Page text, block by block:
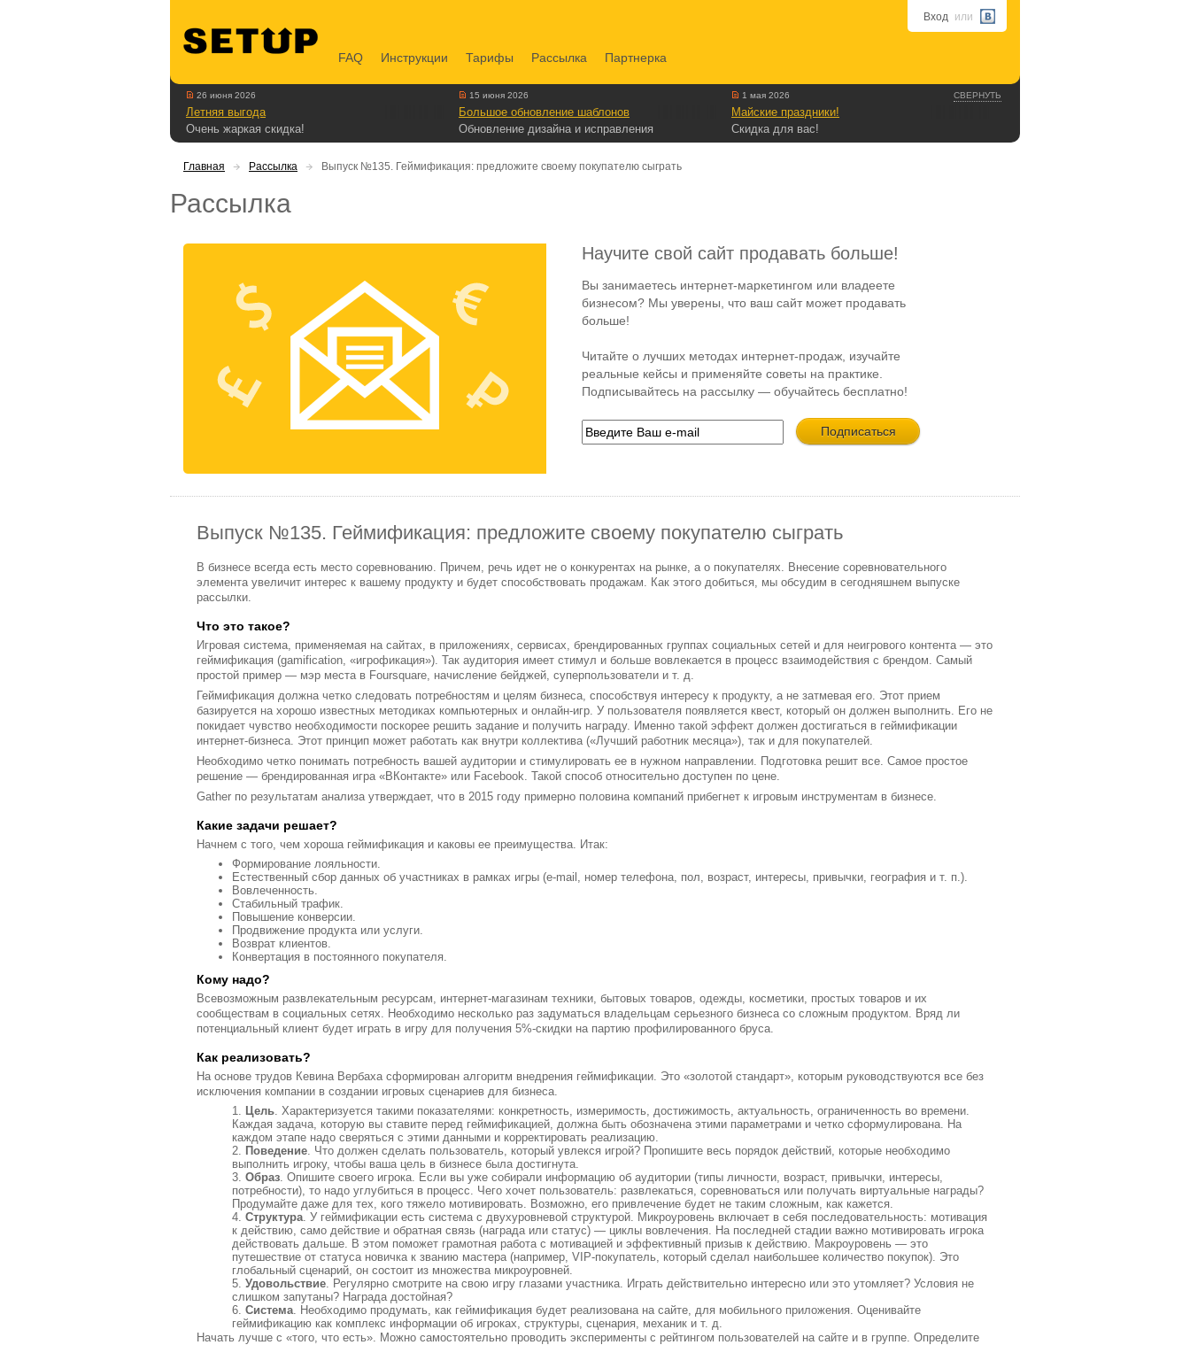
Вход или
FAQ Инструкции Тарифы Рассылка Партнерка
СВЕРНУТЬ
26 июня 2026
Летняя выгода
Очень жаркая скидка!
15 июня 2026
Большое обновление шаблонов
Обновление дизайна и исправления
1 мая 2026
Майские праздники!
Скидка для вас!
Главная Рассылка Выпуск №135. Геймификация: предложите своему покупателю сыграть
Рассылка
Научите свой сайт продавать больше!
Вы занимаетесь интернет-маркетингом или владеете
бизнесом? Мы уверены, что ваш сайт может продавать
больше!
Читайте о лучших методах интернет-продаж, изучайте
реальные кейсы и применяйте советы на практике.
Подписывайтесь на рассылку — обучайтесь бесплатно!
Выпуск №135. Геймификация: предложите своему покупателю сыграть
В бизнесе всегда есть место соревнованию. Причем, речь идет не о конкурентах на рынке, а о покупателях. Внесение соревновательного
элемента увеличит интерес к вашему продукту и будет способствовать продажам. Как этого добиться, мы обсудим в сегодняшнем выпуске
рассылки.
Что это такое?
Игровая система, применяемая на сайтах, в приложениях, сервисах, брендированных группах социальных сетей и для неигрового контента — это
геймификация (gamification, «игрофикация»). Так аудитория имеет стимул и больше вовлекается в процесс взаимодействия с брендом. Самый
простой пример — мэр места в Foursquare, начисление бейджей, суперпользователи и т. д.
Геймификация должна четко следовать потребностям и целям бизнеса, способствуя интересу к продукту, а не затмевая его. Этот прием
базируется на хорошо известных методиках компьютерных и онлайн-игр. У пользователя появляется квест, который он должен выполнить. Его не
покидает чувство необходимости поскорее решить задание и получить награду. Именно такой эффект должен достигаться в геймификации
интернет-бизнеса. Этот принцип может работать как внутри коллектива («Лучший работник месяца»), так и для покупателей.
Необходимо четко понимать потребность вашей аудитории и стимулировать ее в нужном направлении. Подготовка решит все. Самое простое
решение — брендированная игра «ВКонтакте» или Facebook. Такой способ относительно доступен по цене.
Gather по результатам анализа утверждает, что в 2015 году примерно половина компаний прибегнет к игровым инструментам в бизнесе.
Какие задачи решает?
Начнем с того, чем хороша геймификация и каковы ее преимущества. Итак:
Формирование лояльности.
Естественный сбор данных об участниках в рамках игры (e-mail, номер телефона, пол, возраст, интересы, привычки, география и т. п.).
Вовлеченность.
Стабильный трафик.
Повышение конверсии.
Продвижение продукта или услуги.
Возврат клиентов.
Конвертация в постоянного покупателя.
Кому надо?
Всевозможным развлекательным ресурсам, интернет-магазинам техники, бытовых товаров, одежды, косметики, простых товаров и их
сообществам в социальных сетях. Необходимо несколько раз задуматься владельцам серьезного бизнеса со сложным продуктом. Вряд ли
потенциальный клиент будет играть в игру для получения 5%-скидки на партию профилированного бруса.
Как реализовать?
На основе трудов Кевина Вербаха сформирован алгоритм внедрения геймификации. Это «золотой стандарт», которым руководствуются все без
исключения компании в создании игровых сценариев для бизнеса.
Цель. Характеризуется такими показателями: конкретность, измеримость, достижимость, актуальность, ограниченность во времени.
Каждая задача, которую вы ставите перед геймификацией, должна быть обозначена этими параметрами и четко сформулирована. На
каждом этапе надо сверяться с этими данными и корректировать реализацию.
Поведение. Что должен сделать пользователь, который увлекся игрой? Пропишите весь порядок действий, которые необходимо
выполнить игроку, чтобы ваша цель в бизнесе была достигнута.
Образ. Опишите своего игрока. Если вы уже собирали информацию об аудитории (типы личности, возраст, привычки, интересы,
потребности), то надо углубиться в процесс. Чего хочет пользователь: развлекаться, соревноваться или получать виртуальные награды?
Продумайте даже для тех, кого тяжело мотивировать. Возможно, его привлечение будет не таким сложным, как кажется.
Структура. У геймификации есть система с двухуровневой структурой. Микроуровень включает в себя последовательность: мотивация
к действию, само действие и обратная связь (награда или статус) — циклы вовлечения. На последней стадии важно мотивировать игрока
действовать дальше. В этом поможет грамотная работа с мотивацией и эффективный призыв к действию. Макроуровень — это
путешествие от статуса новичка к званию мастера (например, VIP-покупатель, который сделал наибольшее количество покупок). Это
глобальный сценарий, он состоит из множества микроуровней.
Удовольствие. Регулярно смотрите на свою игру глазами участника. Играть действительно интересно или это утомляет? Условия не
слишком запутаны? Награда достойная?
Система. Необходимо продумать, как геймификация будет реализована на сайте, для мобильного приложения. Оценивайте
геймификацию как комплекс информации об игроках, структуры, сценария, механик и т. д.
Начать лучше с «того, что есть». Можно самостоятельно проводить эксперименты с рейтингом пользователей на сайте и в группе. Определите